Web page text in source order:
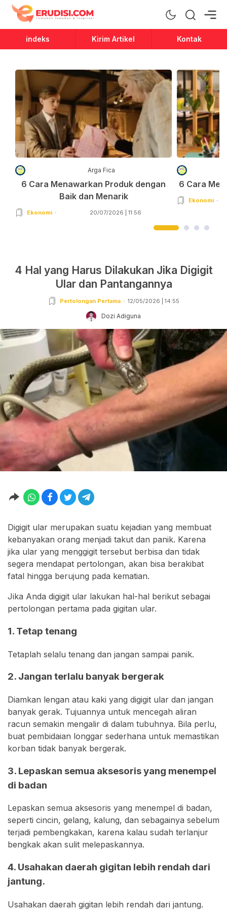
Erudisi
Temukan Jawaban dan Inspirasi
indeks Kirim Artikel Kontak
Arga Fica
6 Cara Menawarkan Produk dengan
Baik dan Menarik
Ekonomi 20/07/2026 | 11:56
6 Cara
Ekonomi
4 Hal yang Harus Dilakukan Jika Digigit
Ular dan Pantangannya
Pertolongan Pertama 12/05/2026 | 14:55
Dozi Adiguna
Digigit ular merupakan suatu kejadian yang membuat
kebanyakan orang menjadi takut dan panik. Karena
jika ular yang menggigit tersebut berbisa dan tidak
segera mendapat pertolongan, akan bisa berakibat
fatal hingga berujung pada kematian.
Jika Anda digigit ular lakukan hal-hal berikut sebagai
pertolongan pertama pada gigitan ular.
1. Tetap tenang
Tetaplah selalu tenang dan jangan sampai panik.
2. Jangan terlalu banyak bergerak
Diamkan lengan atau kaki yang digigit ular dan jangan
banyak gerak. Tujuannya untuk mencegah aliran
racun semakin mengalir di dalam tubuhnya. Bila perlu,
buat pembidaian longgar sederhana untuk memastikan
korban tidak banyak bergerak.
3. Lepaskan semua aksesoris yang menempel
di badan
Lepaskan semua aksesoris yang menempel di badan,
seperti cincin, gelang, kalung, dan sebagainya sebelum
terjadi pembengkakan, karena kalau sudah terlanjur
bengkak akan sulit melepaskannya.
4. Usahakan daerah gigitan lebih rendah dari
jantung.
Usahakan daerah gigitan lebih rendah dari jantung.